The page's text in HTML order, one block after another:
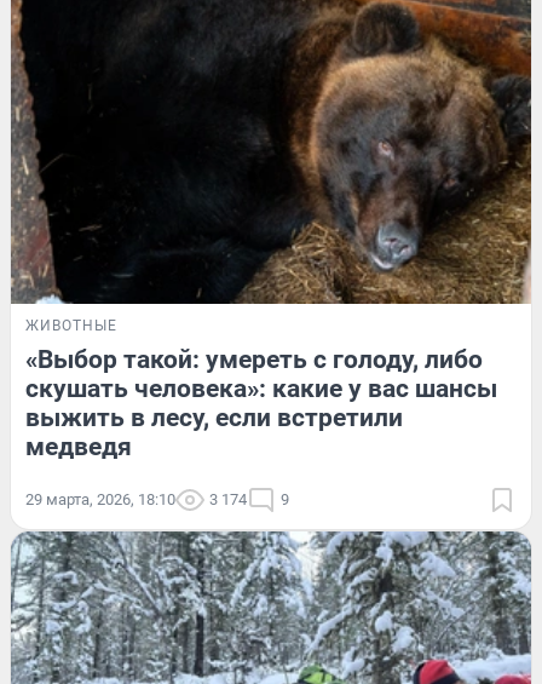
ЖИВОТНЫЕ
«Выбор такой: умереть с голоду, либо
скушать человека»: какие у вас шансы
выжить в лесу, если встретили
медведя
29 марта, 2026, 18:10 3 174 9